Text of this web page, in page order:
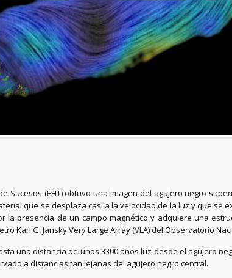
Sucesos (EHT) obtuvo una imagen del agujero negro
que se desplaza casi a la velocidad de la luz y que se
presencia de un campo magnético y adquiere una
Karl G. Jansky Very Large Array (VLA) del Observatorio
una distancia de unos 3300 años luz desde el agujero
a distancias tan lejanas del agujero negro central.